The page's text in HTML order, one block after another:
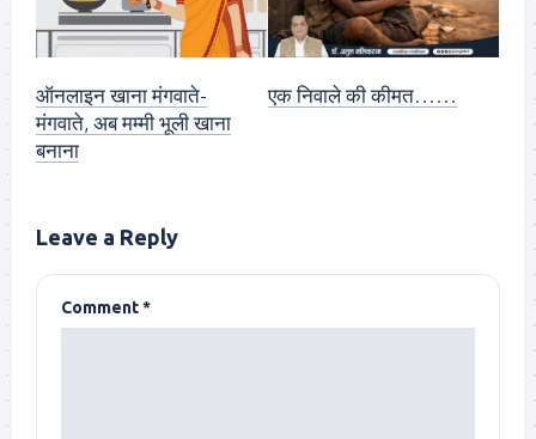
ऑनलाइन खाना मंगवाते-
मंगवाते, अब मम्मी भूली खाना
बनाना
एक निवाले की कीमत……
Leave a Reply
Comment*